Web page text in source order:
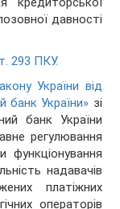
давності
293 ПКУ.
України від
банк України» зі
банк України
регулювання
функціонування
надавачів
платіжних
операторів